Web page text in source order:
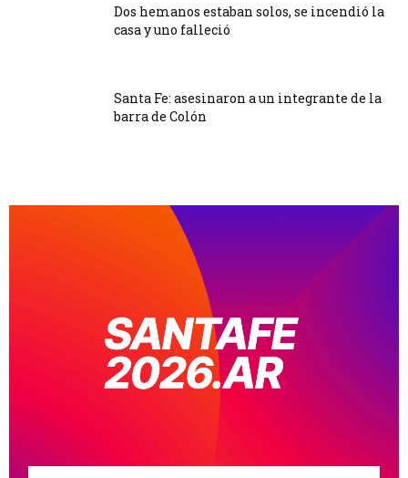
Dos hemanos estaban solos, se incendió la
casa y uno falleció
Santa Fe: asesinaron a un integrante de la
barra de Colón